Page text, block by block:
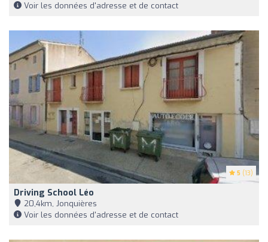
Voir les données d'adresse et de contact
5 (13)
Driving School Léo
20,4km, Jonquières
Voir les données d'adresse et de contact